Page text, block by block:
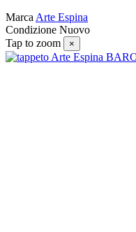
Marca Arte Espina
Condizione Nuovo
Tap to zoom
×